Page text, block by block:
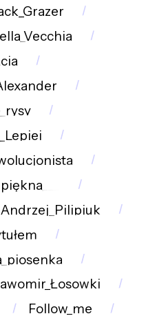
piękna___
Andrzej_Pilipiuk
Follow_me